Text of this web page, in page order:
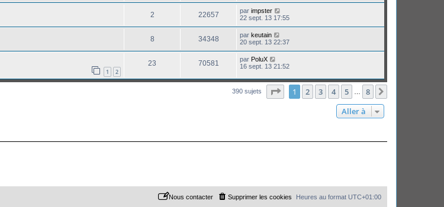
2 22657 par impster
22 sept. 13 17:55
8 34348 par keutain
20 sept. 13 22:37
1 2
23 70581 par PoluX
16 sept. 13 21:52
390 sujets Page sur8
1 2 3 4 5 8
Aller à
Heures au format UTC+01:00
Supprimer les cookies
Nous contacter